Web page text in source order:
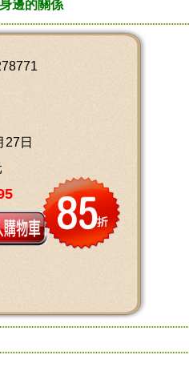
邊的關係
27日